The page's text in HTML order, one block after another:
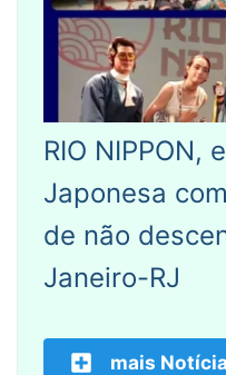
RIO NIPPON,
Japonesa
de não
Janeiro-RJ
mais